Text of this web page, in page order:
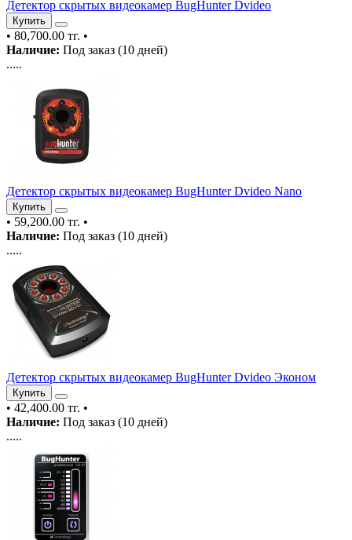
Детектор скрытых видеокамер BugHunter Dvideo
Купить
• 80,700.00 тг. •
Наличие: Под заказ (10 дней)
.....
Детектор скрытых видеокамер BugHunter Dvideo Nano
Купить
• 59,200.00 тг. •
Наличие: Под заказ (10 дней)
.....
Детектор скрытых видеокамер BugHunter Dvideo Эконом
Купить
• 42,400.00 тг. •
Наличие: Под заказ (10 дней)
.....